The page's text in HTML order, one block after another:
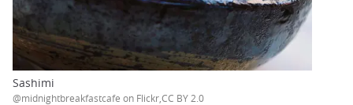
Sashimi
@midnightbreakfastcafe on Flickr,CC BY 2.0